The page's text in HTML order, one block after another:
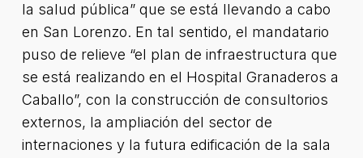
la salud pública” que se está llevando a cabo
en San Lorenzo. En tal sentido, el mandatario
puso de relieve “el plan de infraestructura que
se está realizando en el Hospital Granaderos a
Caballo”, con la construcción de consultorios
externos, la ampliación del sector de
internaciones y la futura edificación de la sala